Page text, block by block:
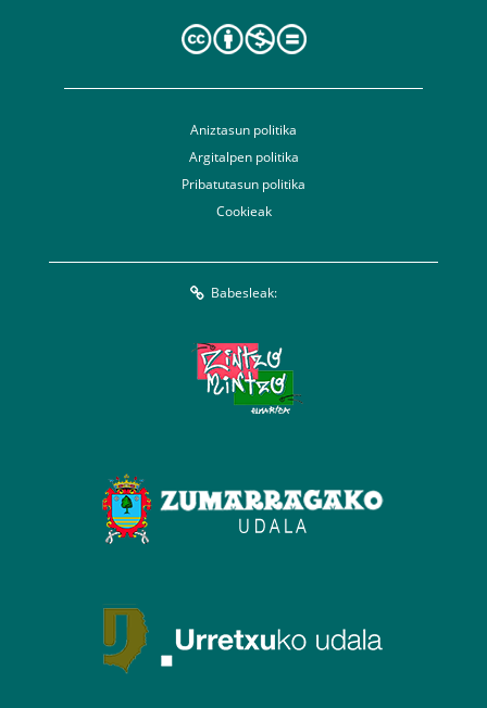
Aniztasun politika
Argitalpen politika
Pribatutasun politika
Cookieak
Babesleak: